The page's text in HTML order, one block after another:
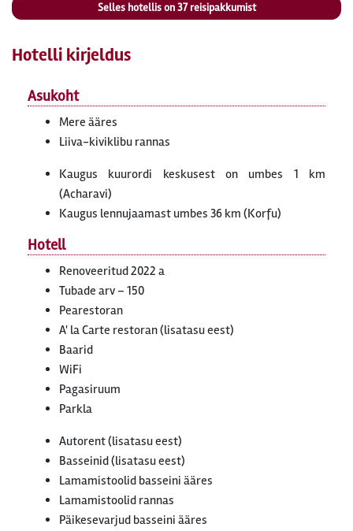
Selles hotellis on37reisipakkumist
Hotelli kirjeldus
Asukoht
Mere ääres
Liiva-kiviklibu rannas
Kaugus kuurordi keskusest on umbes 1 km
(Acharavi)
Kaugus lennujaamast umbes 36 km (Korfu)
Hotell
Renoveeritud 2022 a
Tubade arv – 150
Pearestoran
A' la Carte restoran (lisatasu eest)
Baarid
WiFi
Pagasiruum
Parkla
Autorent (lisatasu eest)
Basseinid (lisatasu eest)
Lamamistoolid basseini ääres
Lamamistoolid rannas
Päikesevarjud basseini ääres